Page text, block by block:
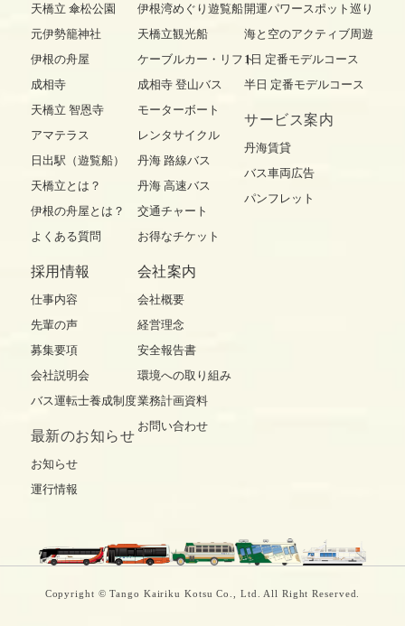
天橋立 傘松公園
元伊勢籠神社
伊根の舟屋
成相寺
天橋立 智恩寺
アマテラス
日出駅（遊覧船）
天橋立とは？
伊根の舟屋とは？
よくある質問
伊根湾めぐり遊覧船
天橋立観光船
ケーブルカー・リフト
成相寺 登山バス
モーターボート
レンタサイクル
丹海 路線バス
丹海 高速バス
交通チャート
お得なチケット
開運パワースポット巡り
海と空のアクティブ周遊
1日 定番モデルコース
半日 定番モデルコース
サービス案内
丹海賃貸
バス車両広告
パンフレット
採用情報
仕事内容
先輩の声
募集要項
会社説明会
バス運転士養成制度
最新のお知らせ
お知らせ
運行情報
会社案内
会社概要
経営理念
安全報告書
環境への取り組み
業務計画資料
お問い合わせ
Copyright © Tango Kairiku Kotsu Co., Ltd. All Right Reserved.